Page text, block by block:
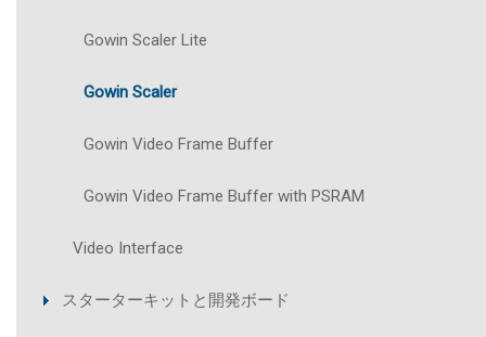
Gowin Scaler Lite
Gowin Scaler
Gowin Video Frame Buffer
Gowin Video Frame Buffer with PSRAM
Video Interface
スターターキットと開発ボード